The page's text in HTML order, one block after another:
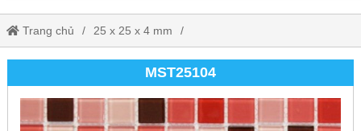
Trang chủ 25 x 25 x 4 mm
Gạch Mosaic Bể Bơi (Hồ Bơi) MST25104
MST25104